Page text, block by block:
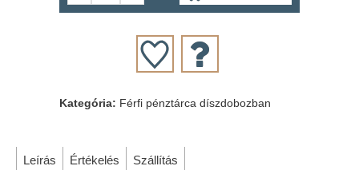
Kategória: Férfi pénztárca díszdobozban
Leírás Értékelés Szállítás